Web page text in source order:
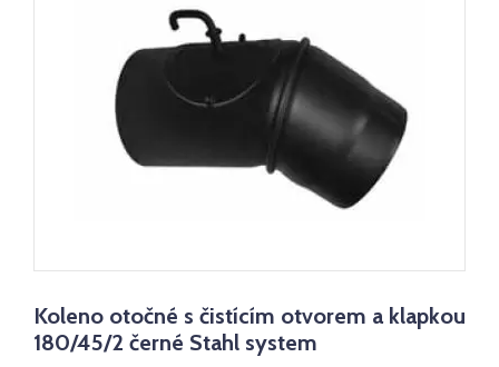
Koleno otočné s čistícím otvorem a klapkou
180/45/2 černé Stahl system